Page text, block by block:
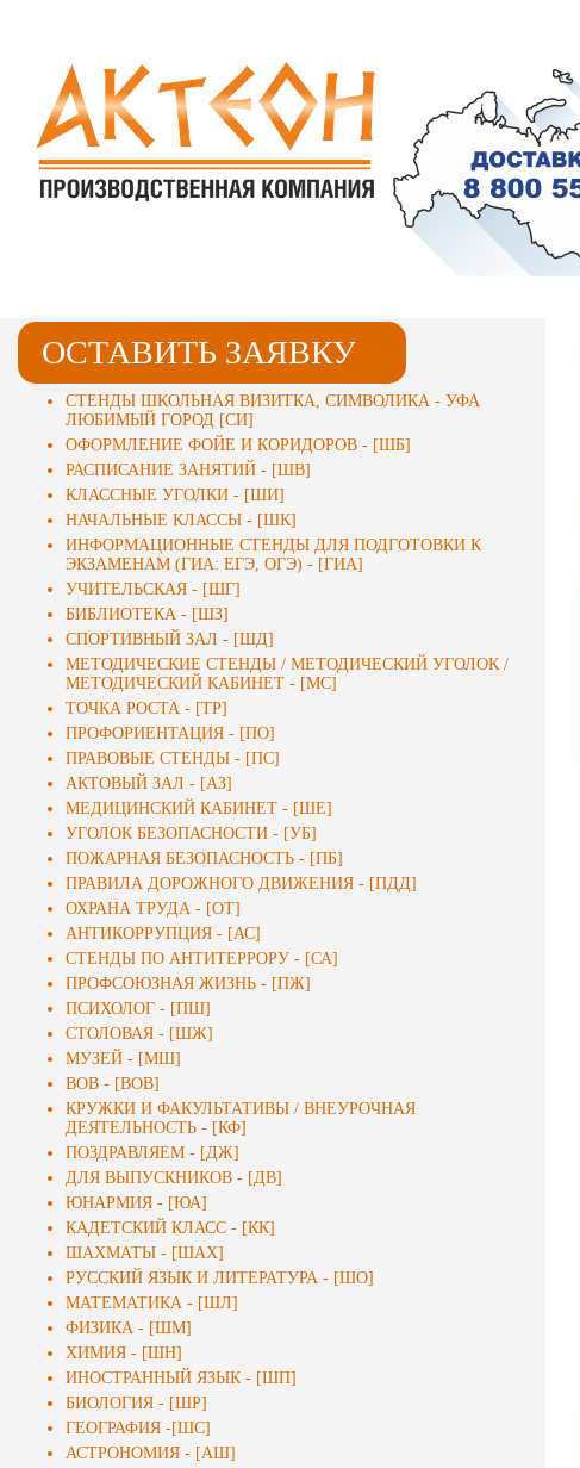
СТЕНДЫ ДЛЯ ШКОЛ
СТЕНДЫ ШКОЛЬНАЯ ВИЗИТКА, СИМВОЛИКА - УФА
ЛЮБИМЫЙ ГОРОД [СИ]
ОФОРМЛЕНИЕ ФОЙЕ И КОРИДОРОВ - [ШБ]
РАСПИСАНИЕ ЗАНЯТИЙ - [ШВ]
КЛАССНЫЕ УГОЛКИ - [ШИ]
НАЧАЛЬНЫЕ КЛАССЫ - [ШК]
ИНФОРМАЦИОННЫЕ СТЕНДЫ ДЛЯ ПОДГОТОВКИ К
ЭКЗАМЕНАМ (ГИА: ЕГЭ, ОГЭ) - [ГИА]
УЧИТЕЛЬСКАЯ - [ШГ]
БИБЛИОТЕКА - [ШЗ]
СПОРТИВНЫЙ ЗАЛ - [ШД]
МЕТОДИЧЕСКИЕ СТЕНДЫ / МЕТОДИЧЕСКИЙ УГОЛОК /
МЕТОДИЧЕСКИЙ КАБИНЕТ - [МС]
ТОЧКА РОСТА - [ТР]
ПРОФОРИЕНТАЦИЯ - [ПО]
ПРАВОВЫЕ СТЕНДЫ - [ПС]
АКТОВЫЙ ЗАЛ - [АЗ]
МЕДИЦИНСКИЙ КАБИНЕТ - [ШЕ]
УГОЛОК БЕЗОПАСНОСТИ - [УБ]
ПОЖАРНАЯ БЕЗОПАСНОСТЬ - [ПБ]
ПРАВИЛА ДОРОЖНОГО ДВИЖЕНИЯ - [ПДД]
ОХРАНА ТРУДА - [ОТ]
АНТИКОРРУПЦИЯ - [АС]
СТЕНДЫ ПО АНТИТЕРРОРУ - [СА]
ПРОФСОЮЗНАЯ ЖИЗНЬ - [ПЖ]
ПСИХОЛОГ - [ПШ]
СТОЛОВАЯ - [ШЖ]
МУЗЕЙ - [МШ]
ВОВ - [ВОВ]
КРУЖКИ И ФАКУЛЬТАТИВЫ / ВНЕУРОЧНАЯ
ДЕЯТЕЛЬНОСТЬ - [КФ]
ПОЗДРАВЛЯЕМ - [ДЖ]
ДЛЯ ВЫПУСКНИКОВ - [ДВ]
ЮНАРМИЯ - [ЮА]
КАДЕТСКИЙ КЛАСС - [КК]
ШАХМАТЫ - [ШАХ]
РУССКИЙ ЯЗЫК И ЛИТЕРАТУРА - [ШО]
МАТЕМАТИКА - [ШЛ]
ФИЗИКА - [ШМ]
ХИМИЯ - [ШН]
ИНОСТРАННЫЙ ЯЗЫК - [ШП]
БИОЛОГИЯ - [ШР]
ГЕОГРАФИЯ -[ШС]
АСТРОНОМИЯ - [АШ]
ОСТАВИТЬ ЗАЯВКУ